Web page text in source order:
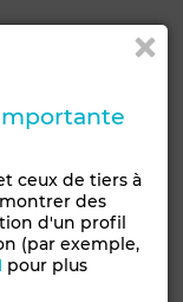
m²
m²
m²
88 m²
ceux de tiers à
des
d'un profil
(par exemple,
pour plus